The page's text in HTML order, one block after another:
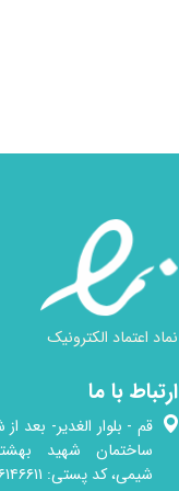
نماد اعتماد الکترونیک
ارتباط با ما
قم - بلوار الغدیر- بعد
ساختمان شهيد
شیمی، کد پستی: ۳۷۱۶۱۴۶۶۱۱